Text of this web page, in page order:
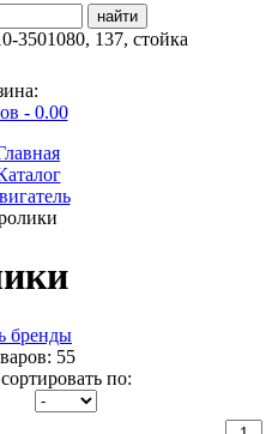
найти
3501080, 137, стойка
- 0.00
бренды
55
сортировать по: